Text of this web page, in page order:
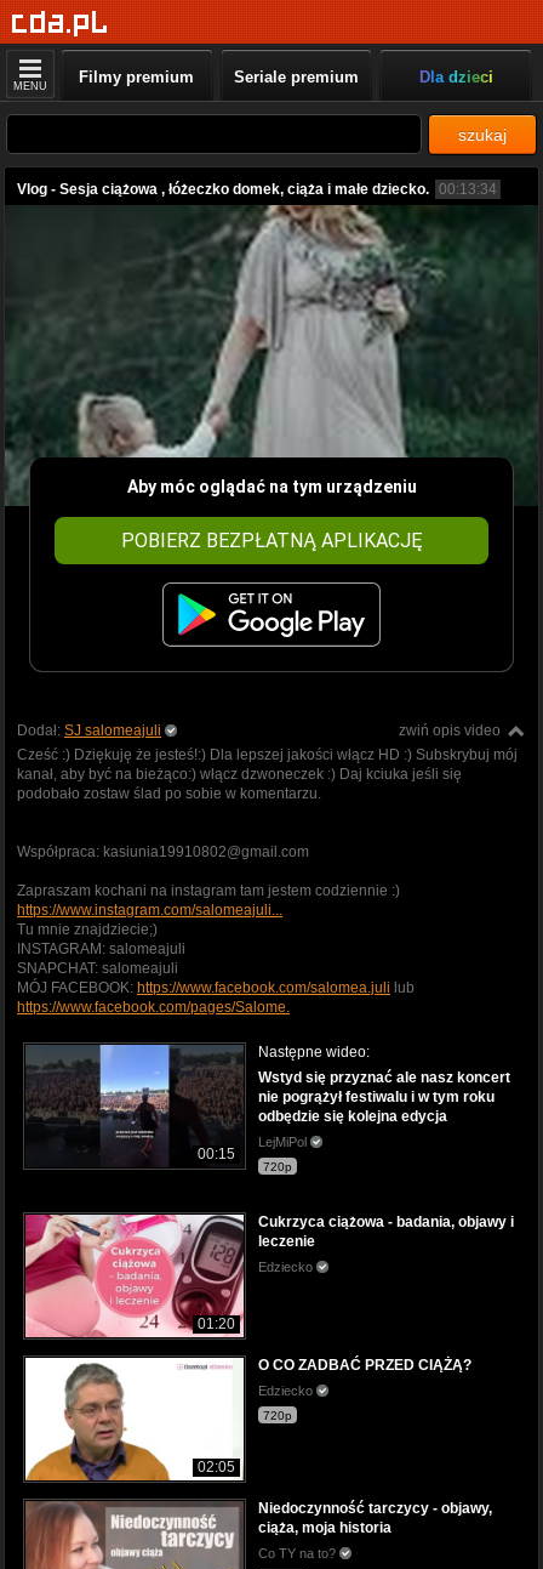
MENU Filmy premium Seriale premium Dla dzieci
szukaj
Vlog - Sesja ciążowa , łóżeczko domek, ciąża i małe dziecko. 00:13:34
Aby móc oglądać na tym urządzeniu
POBIERZ BEZPŁATNĄ APLIKACJĘ
zwiń opis video
Dodał: SJ salomeajuli
Cześć :) Dziękuję że jesteś!:) Dla lepszej jakości włącz HD :) Subskrybuj mój
kanał, aby być na bieżąco:) włącz dzwoneczek :) Daj kciuka jeśli się
podobało zostaw ślad po sobie w komentarzu.
Współpraca: kasiunia19910802@gmail.com
Zapraszam kochani na instagram tam jestem codziennie :)
https://www.instagram.com/salomeajuli...
Tu mnie znajdziecie;)
INSTAGRAM: salomeajuli
SNAPCHAT: salomeajuli
MÓJ FACEBOOK: https://www.facebook.com/salomea.juli lub
https://www.facebook.com/pages/Salome.
00:15
Następne wideo:
Wstyd się przyznać ale nasz koncert
nie pogrążył festiwalu i w tym roku
odbędzie się kolejna edycja
LejMiPol
720p
01:20
Cukrzyca ciążowa - badania, objawy i
leczenie
Edziecko
02:05
O CO ZADBAĆ PRZED CIĄŻĄ?
Edziecko
720p
Niedoczynność tarczycy - objawy,
ciąża, moja historia
Co TY na to?